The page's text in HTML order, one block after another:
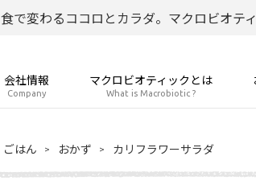
食で変わるココロとカラダ。マクロビオテ
会社情報
Company
マクロビオティックとは
What is Macrobiotic ?
ごはん おかず カリフラワーサラダ